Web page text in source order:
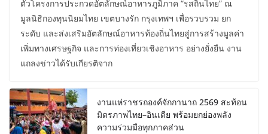
ตัวโครงการประกวดอัตลักษณ์อาหารภูมิภาค “รสถิ่นไทย” ณ
มูลนิธิกองทุนนิยมไทย เขตบางรัก กรุงเทพฯ เพื่อรวบรวม ยก
ระดับ และส่งเสริมอัตลักษณ์อาหารท้องถิ่นไทยสู่การสร้างมูลค่า
เพิ่มทางเศรษฐกิจ และการท่องเที่ยวเชิงอาหาร อย่างยั่งยืน งาน
แถลงข่าวได้รับเกียรติจาก
งานแห่ราชรถองค์จักกานาถ 2569 สะท้อน
มิตรภาพไทย–อินเดีย พร้อมยกย่องพลัง
ความร่วมมือทุกภาคส่วน